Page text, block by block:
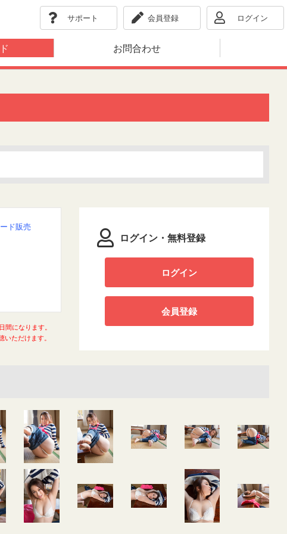
サポート 会員登録 ログイン
お問合わせ
ド販売
になります。
ただけます。
ログイン・無料登録
ログイン
会員登録